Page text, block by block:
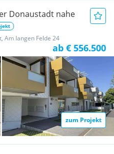
Donaustadt nahe
Am langen Felde 24
ab € 556.500
zum Projekt